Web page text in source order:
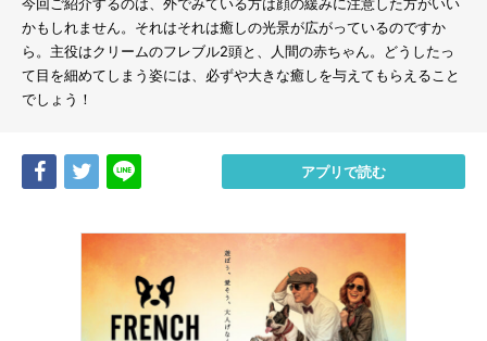
今回ご紹介するのは、外でみている方は顔の緩みに注意した方がいい
かもしれません。それはそれは癒しの光景が広がっているのですか
ら。主役はクリームのフレブル2頭と、人間の赤ちゃん。どうしたっ
て目を細めてしまう姿には、必ずや大きな癒しを与えてもらえること
でしょう！
Share Tweet アプリで読む